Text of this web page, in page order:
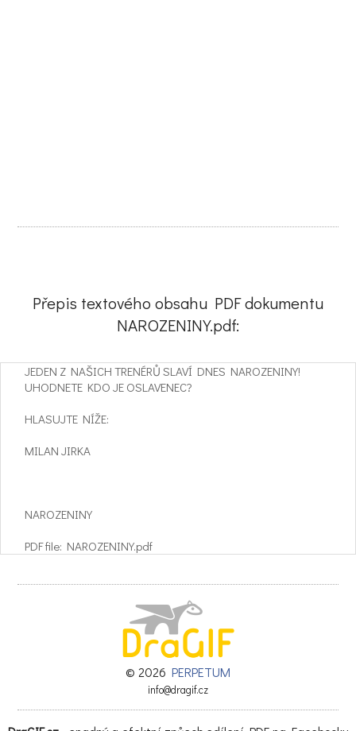
Přepis textového obsahu PDF dokumentu
NAROZENINY.pdf:
JEDEN Z NAŠICH TRENÉRŮ SLAVÍ DNES NAROZENINY!
UHODNETE KDO JE OSLAVENEC?
HLASUJTE NÍŽE:
MILAN JIRKA
NAROZENINY
PDF file: NAROZENINY.pdf
© 2026 PERPETUM
info@dragif.cz